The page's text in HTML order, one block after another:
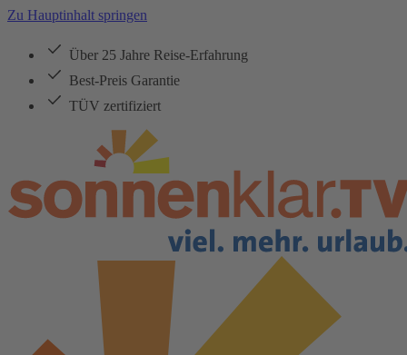
Zu Hauptinhalt springen
Über 25 Jahre Reise-Erfahrung
Best-Preis Garantie
TÜV zertifiziert